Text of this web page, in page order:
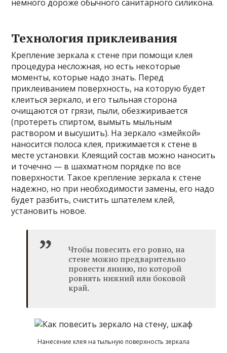
немного дороже обычного санитарного силикона.
Технология приклеивания
Крепление зеркала к стене при помощи клея
процедура несложная, но есть некоторые
моменты, которые надо знать. Перед
приклеиванием поверхность, на которую будет
клеиться зеркало, и его тыльная сторона
очищаются от грязи, пыли, обезжиривается
(протереть спиртом, вымыть мыльным
раствором и высушить). На зеркало «змейкой»
наносится полоса клея, прижимается к стене в
месте установки. Клеящий состав можно наносить
и точечно — в шахматном порядке по все
поверхности. Такое крепление зеркала к стене
надежно, но при необходимости замены, его надо
будет разбить, счистить шпателем клей,
установить новое.
Чтобы повесить его ровно, на
стене можно предварительно
провести линию, по которой
ровнять нижний или боковой
край.
Нанесение клея на тыльную поверхность зеркала